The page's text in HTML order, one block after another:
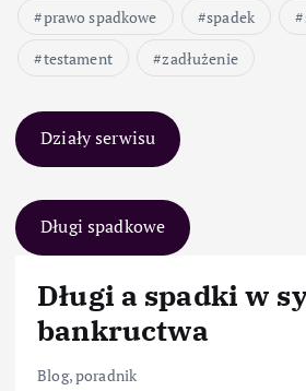
prawo spadkowe
spadek
testament
zadłużenie
Działy serwisu
Długi spadkowe
Długi a spadki w
bankructwa
Blog,poradnik